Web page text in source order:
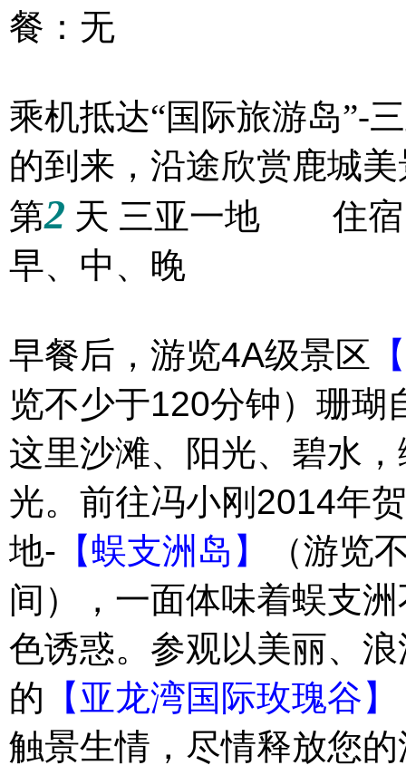
餐：无
乘机抵达“国际旅游岛”-
的到来，沿途欣赏鹿城
第2 天 三亚一地 住宿
早、中、晚
早餐后，游览4A级景区
览不少于120分钟）珊瑚
这里沙滩、阳光、碧水
光。前往冯小刚 2014年
地- 【蜈支洲岛】
（游览
间），一面体味着蜈支
色诱惑。参观以美丽、
的 【亚龙湾国际玫瑰谷】
触景生情，尽情释放您